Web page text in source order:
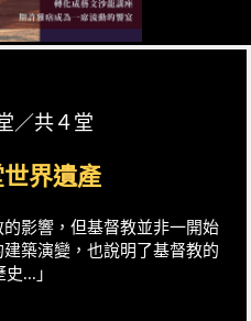
／共４堂
界遺產
的影響，但基督教並非一開始
築演變，也說明了基督教的
...」